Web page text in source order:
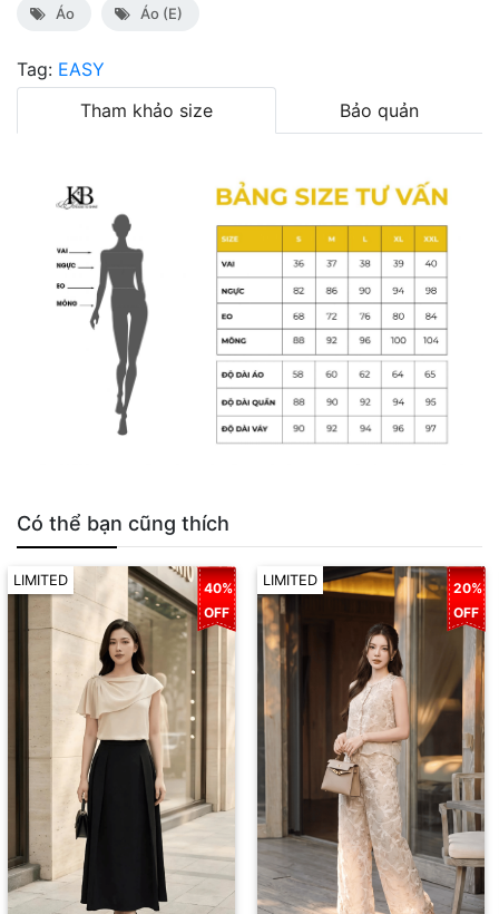
Áo Áo (E)
Tag: EASY
Tham khảo size
Bảo quản
Có thể bạn cũng thích
LIMITED
40%
OFF
LIMITED
20%
OFF